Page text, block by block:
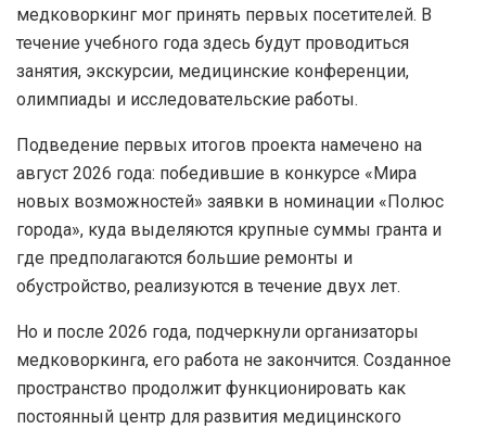
медковоркинг мог принять первых посетителей. В
течение учебного года здесь будут проводиться
занятия, экскурсии, медицинские конференции,
олимпиады и исследовательские работы.
Подведение первых итогов проекта намечено на
август 2026 года: победившие в конкурсе «Мира
новых возможностей» заявки в номинации «Полюс
города», куда выделяются крупные суммы гранта и
где предполагаются большие ремонты и
обустройство, реализуются в течение двух лет.
Но и после 2026 года, подчеркнули организаторы
медковоркинга, его работа не закончится. Созданное
пространство продолжит функционировать как
постоянный центр для развития медицинского